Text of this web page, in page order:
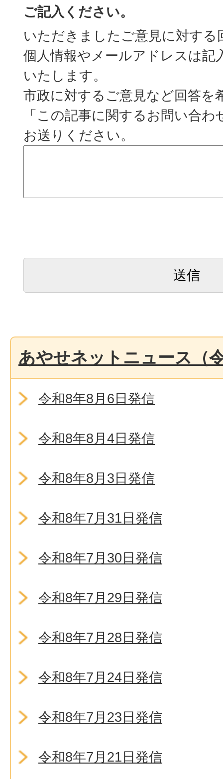
ご記入ください。
いただきましたご意見に対する
個人情報やメールアドレスは記
いたします。
市政に対するご意見など回答を
「この記事に関するお問い合
お送りください。
あやせネットニュース（
令和8年8月6日発信
令和8年8月4日発信
令和8年8月3日発信
令和8年7月31日発信
令和8年7月30日発信
令和8年7月29日発信
令和8年7月28日発信
令和8年7月24日発信
令和8年7月23日発信
令和8年7月21日発信